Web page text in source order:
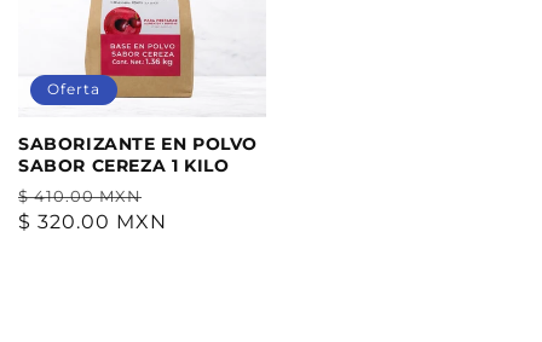
Oferta
SABORIZANTE EN POLVO
SABOR CEREZA 1 KILO
Precio
habitual
$ 410.00 MXN
de
$ 320.00 MXN